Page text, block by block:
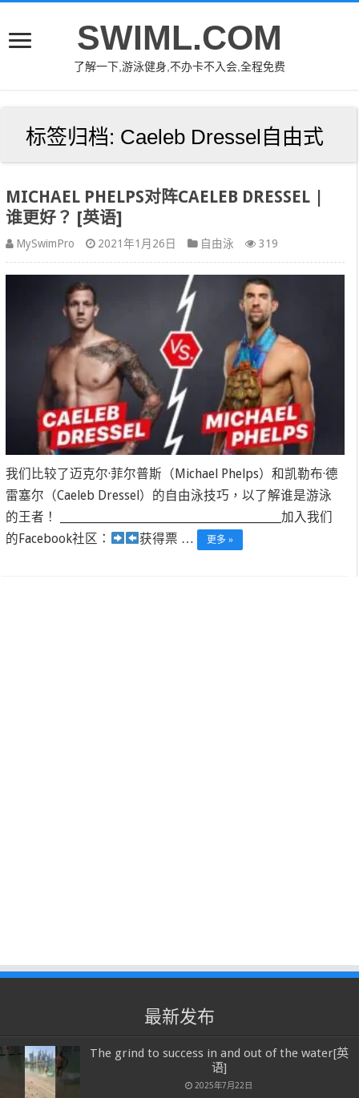
SWIML.COM
了解一下,游泳健身,不办卡不入会,全程免费
标签归档: Caeleb Dressel自由式
MICHAEL PHELPS对阵CAELEB DRESSEL |
谁更好？ [英语]
MySwimPro 2021年1月26日 自由泳 319
我们比较了迈克尔·菲尔普斯（Michael Phelps）和凯勒布·德
雷塞尔（Caeleb Dressel）的自由泳技巧，以了解谁是游泳
的王者！ ______________________________________________加入我们
的Facebook社区：
获得票 … 更多 »
最新发布
The grind to success in and out of the water[英
语]
2025年7月22日